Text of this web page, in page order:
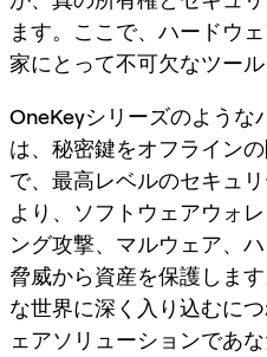
ます。ここで、ハードウ
家にとって不可欠なツール
OneKeyシリーズのような
は、秘密鍵をオフライン
で、最高レベルのセキュ
より、ソフトウェアウォ
ング攻撃、マルウェア、
脅威から資産を保護しま
な世界に深く入り込むに
ェアソリューションであ